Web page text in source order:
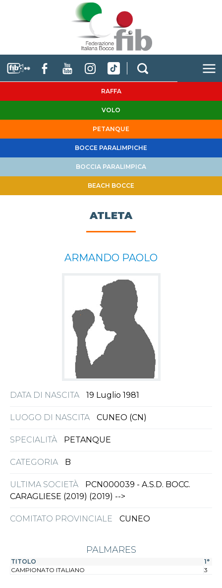
RAFFA
VOLO
PETANQUE
BOCCE PARALIMPICHE
BOCCIA PARALIMPICA
BEACH BOCCE
ATLETA
ARMANDO PAOLO
DATA DI NASCITA 19 Luglio 1981
LUOGO DI NASCITA CUNEO (CN)
SPECIALITÀ PETANQUE
CATEGORIA B
ULTIMA SOCIETÀ
PCN000039 - A.S.D. BOCC.
CARAGLIESE (2019) (2019) -->
COMITATO PROVINCIALE CUNEO
PALMARES
TITOLO
1°
CAMPIONATO ITALIANO
3